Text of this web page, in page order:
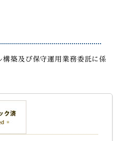
築及び保守運用業務委託に係